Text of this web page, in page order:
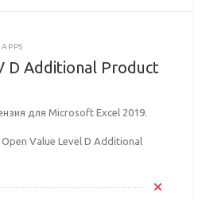
D Additional Product
для Microsoft Excel 2019.
Value Level D Additional